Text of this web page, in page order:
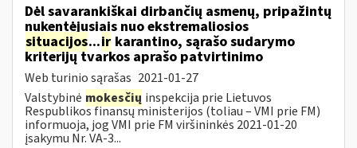
Dėl savarankiškai dirbančių asmenų, pripažintų
nukentėjusiais nuo ekstremaliosios
situacijos...ir karantino, sąrašo sudarymo
kriterijų tvarkos aprašo patvirtinimo
Web turinio sąrašas 2021-01-27
Valstybinė mokesčių inspekcija prie Lietuvos
Respublikos finansų ministerijos (toliau – VMI prie FM)
informuoja, jog VMI prie FM viršininkės 2021-01-20
įsakymu Nr. VA-3...